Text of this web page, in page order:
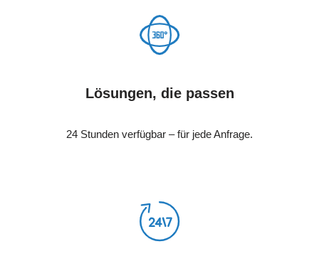
Lösungen, die passen
24 Stunden verfügbar – für jede Anfrage.